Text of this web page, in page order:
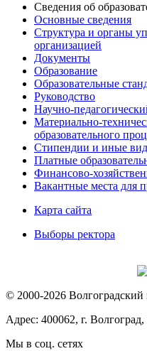
Сведения об
Основные сведения
Структура и органы
организацией
Документы
Образование
Образовательные
Руководство
Научно-
Материально-
образовательного
Стипендии и иные
Платные
Финансово-
Вакантные места для
Карта сайта
Выборы ректора
© 2000-2026 Волгоградский
Адрес: 400062, г.
Мы в соц. сетях